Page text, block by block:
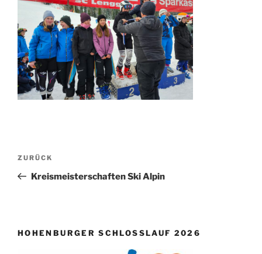
Beitragsnavigation
Vorheriger
Beitrag
ZURÜCK
Kreismeisterschaften Ski Alpin
HOHENBURGER SCHLOSSLAUF 2026